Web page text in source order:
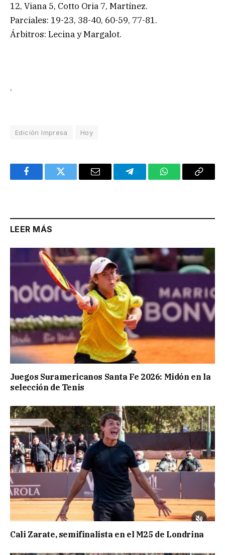
12, Viana 5, Cotto Oria 7, Martínez.
Parciales: 19-23, 38-40, 60-59, 77-81.
Árbitros: Lecina y Margalot.
.
Edición Impresa Hoy
FacebookTwitter Email TelegramWhatsAppCopy
LEER MÁS
Juegos Suramericanos Santa Fe 2026: Midón en la
selección de Tenis
Cali Zarate, semifinalista en el M25 de Londrina